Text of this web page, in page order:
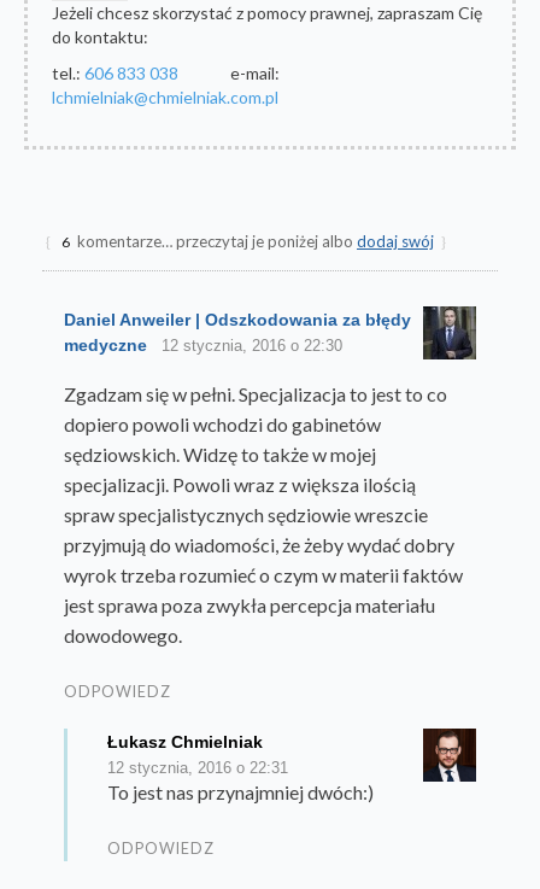
Jeżeli chcesz skorzystać z pomocy prawnej, zapraszam Cię
do kontaktu:
tel.: 606 833 038
e-mail:
lchmielniak@chmielniak.com.pl
{ 6 komentarze… przeczytaj je poniżej albo dodaj swój }
Daniel Anweiler | Odszkodowania za błędy
medyczne
12 stycznia, 2016 o 22:30
Zgadzam się w pełni. Specjalizacja to jest to co
dopiero powoli wchodzi do gabinetów
sędziowskich. Widzę to także w mojej
specjalizacji. Powoli wraz z większa ilością
spraw specjalistycznych sędziowie wreszcie
przyjmują do wiadomości, że żeby wydać dobry
wyrok trzeba rozumieć o czym w materii faktów
jest sprawa poza zwykła percepcja materiału
dowodowego.
ODPOWIEDZ
Łukasz Chmielniak
12 stycznia, 2016 o 22:31
To jest nas przynajmniej dwóch:)
ODPOWIEDZ